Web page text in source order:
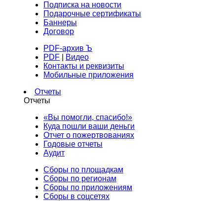
Подписка на новости
Подарочные сертификаты
Баннеры
Договор
PDF-архив Ъ
PDF
Видео
Контакты и реквизиты
Мобильные приложения
Отчеты
Отчеты
«Вы помогли, спасибо!»
Куда пошли ваши деньги
Отчет о пожертвованиях
Годовые отчеты
Аудит
Сборы по площадкам
Сборы по регионам
Сборы по приложениям
Сборы в соцсетях